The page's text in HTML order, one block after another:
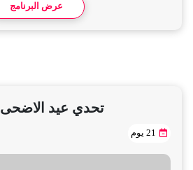
عرض البرنامج
تحدي عيد الاضحى 2026
21 يوم